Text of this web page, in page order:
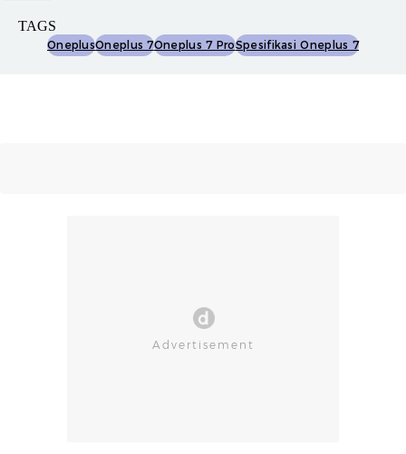
TAGS
OneplusOneplus 7Oneplus 7 ProSpesifikasi Oneplus 7